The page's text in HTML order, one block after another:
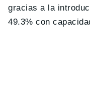
gracias a la
49.3% con